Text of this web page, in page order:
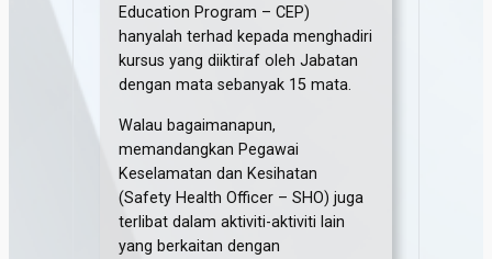
Education Program – CEP)
hanyalah terhad kepada menghadiri
kursus yang diiktiraf oleh Jabatan
dengan mata sebanyak 15 mata.
Walau bagaimanapun,
memandangkan Pegawai
Keselamatan dan Kesihatan
(Safety Health Officer – SHO) juga
terlibat dalam aktiviti-aktiviti lain
yang berkaitan dengan